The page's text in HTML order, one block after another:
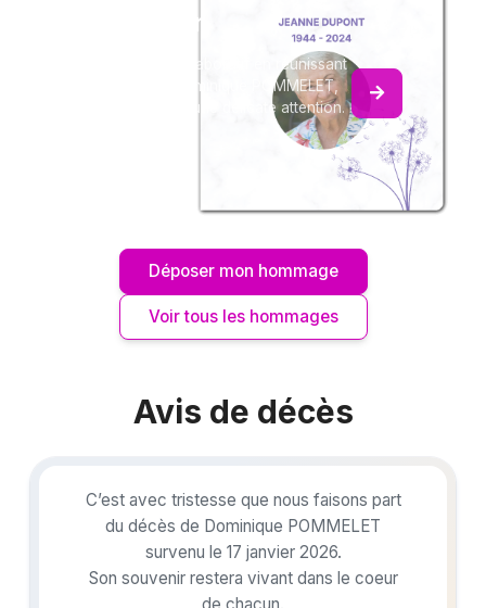
du souvenir
Créez un album collaboratif en réunissant
les hommages à Dominique POMMELET,
pour vous ou pour une délicate attention.
Déposer mon hommage
Voir tous les hommages
Avis de décès
C’est avec tristesse que nous faisons part
du décès de Dominique POMMELET
survenu le 17 janvier 2026.
Son souvenir restera vivant dans le coeur